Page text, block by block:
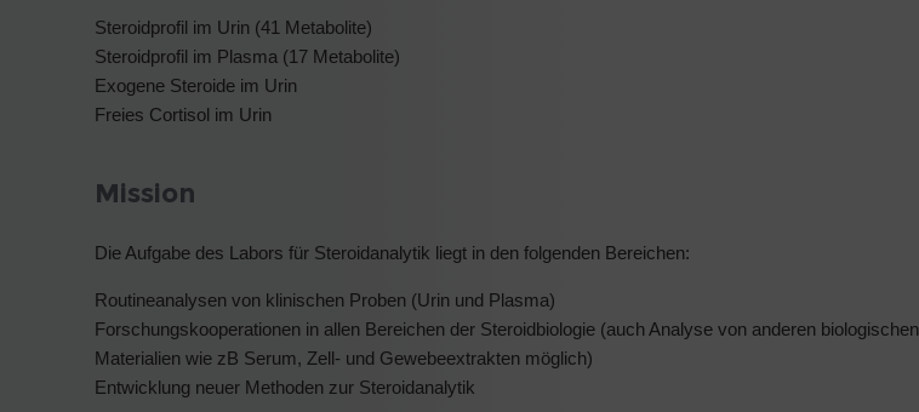
Steroidprofil im Urin (41 Metabolite)
Steroidprofil im Plasma (17 Metabolite)
Exogene Steroide im Urin
Freies Cortisol im Urin
Mission
Die Aufgabe des Labors für Steroidanalytik liegt in den folgenden Bereichen:
Routineanalysen von klinischen Proben (Urin und Plasma)
Forschungskooperationen in allen Bereichen der Steroidbiologie (auch Analyse von anderen biologischen
Materialien wie zB Serum, Zell- und Gewebeextrakten möglich)
Entwicklung neuer Methoden zur Steroidanalytik